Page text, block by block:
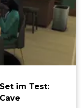
im Test: